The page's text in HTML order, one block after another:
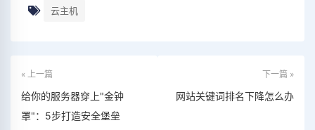
云主机
« 上一篇
给你的服务器穿上"金钟
罩"：5步打造安全堡垒
下一篇 »
网站关键词排名下降怎么办